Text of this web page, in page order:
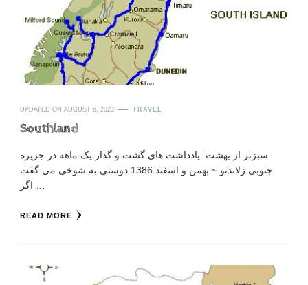
UPDATED ON AUGUST 6, 2023 TRAVEL
Southland
سبزتر از بهشت: یادداشت های گشت و گذار یک ماهه در جزیره
جنوبی زلاندنو ~ بهمن و اسفند 1386 دوستی به شوخی می گفت
اگر …
READ MORE